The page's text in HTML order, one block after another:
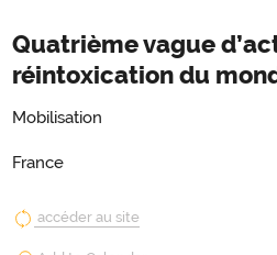
Quatrième vague
réintoxication du
Mobilisation
France
accéder au site